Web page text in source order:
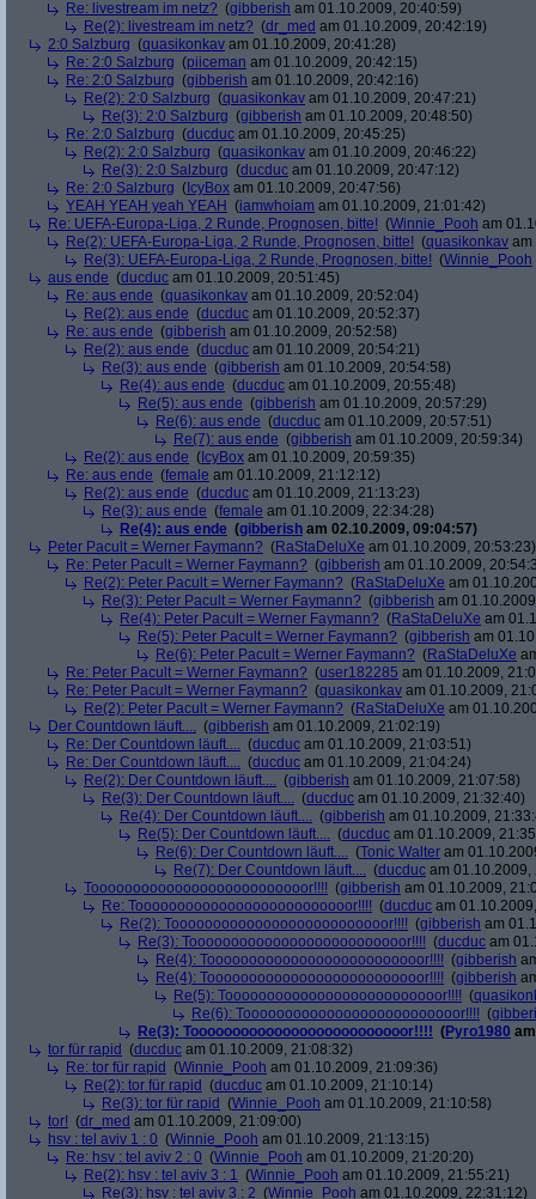
Re: livestream im netz? (gibberish am 01.10.2009, 20:40:59)
Re(2): livestream im netz? (dr_med am 01.10.2009, 20:42:19)
2:0 Salzburg (quasikonkav am 01.10.2009, 20:41:28)
Re: 2:0 Salzburg (piiceman am 01.10.2009, 20:42:15)
Re: 2:0 Salzburg (gibberish am 01.10.2009, 20:42:16)
Re(2): 2:0 Salzburg (quasikonkav am 01.10.2009, 20:47:21)
Re(3): 2:0 Salzburg (gibberish am 01.10.2009, 20:48:50)
Re: 2:0 Salzburg (ducduc am 01.10.2009, 20:45:25)
Re(2): 2:0 Salzburg (quasikonkav am 01.10.2009, 20:46:22)
Re(3): 2:0 Salzburg (ducduc am 01.10.2009, 20:47:12)
Re: 2:0 Salzburg ( IcyBox am 01.10.2009, 20:47:56)
YEAH YEAH yeah YEAH (iamwhoiam am 01.10.2009, 21:01:42)
Re: UEFA-Europa-Liga, 2 Runde, Prognosen, bitte! (Winnie_Pooh am
Re(2): UEFA-Europa-Liga, 2 Runde, Prognosen, bitte! (quasikonkav am
Re(3): UEFA-Europa-Liga, 2 Runde, Prognosen, bitte! (Winnie_Pooh
aus ende (ducduc am 01.10.2009, 20:51:45)
Re: aus ende (quasikonkav am 01.10.2009, 20:52:04)
Re(2): aus ende (ducduc am 01.10.2009, 20:52:37)
Re: aus ende (gibberish am 01.10.2009, 20:52:58)
Re(2): aus ende (ducduc am 01.10.2009, 20:54:21)
Re(3): aus ende (gibberish am 01.10.2009, 20:54:58)
Re(4): aus ende (ducduc am 01.10.2009, 20:55:48)
Re(5): aus ende (gibberish am 01.10.2009, 20:57:29)
Re(6): aus ende (ducduc am 01.10.2009, 20:57:51)
Re(7): aus ende (gibberish am 01.10.2009, 20:59:34)
Re(2): aus ende ( IcyBox am 01.10.2009, 20:59:35)
Re: aus ende (female am 01.10.2009, 21:12:12)
Re(2): aus ende (ducduc am 01.10.2009, 21:13:23)
Re(3): aus ende (female am 01.10.2009, 22:34:28)
Re(4): aus ende (gibberish am 02.10.2009, 09:04:57)
Peter Pacult = Werner Faymann? (RaStaDeluXe am 01.10.2009, 20:53:23)
Re: Peter Pacult = Werner Faymann? (gibberish am 01.10.2009,
Re(2): Peter Pacult = Werner Faymann? (RaStaDeluXe am
Re(3): Peter Pacult = Werner Faymann? (gibberish am
Re(4): Peter Pacult = Werner Faymann? (RaStaDeluXe am
Re(5): Peter Pacult = Werner Faymann? (gibberish am
Re(6): Peter Pacult = Werner Faymann? (RaStaDeluXe
Re: Peter Pacult = Werner Faymann? (user182285 am 01.10.2009,
Re: Peter Pacult = Werner Faymann? (quasikonkav am 01.10.2009,
Re(2): Peter Pacult = Werner Faymann? (RaStaDeluXe am
Der Countdown läuft.... (gibberish am 01.10.2009, 21:02:19)
Re: Der Countdown läuft.... (ducduc am 01.10.2009, 21:03:51)
Re: Der Countdown läuft.... (ducduc am 01.10.2009, 21:04:24)
Re(2): Der Countdown läuft.... (gibberish am 01.10.2009, 21:07:58)
Re(3): Der Countdown läuft.... (ducduc am 01.10.2009, 21:32:40)
Re(4): Der Countdown läuft.... (gibberish am 01.10.2009,
Re(5): Der Countdown läuft.... (ducduc am 01.10.2009,
Re(6): Der Countdown läuft.... (Tonic Walter am
Re(7): Der Countdown läuft.... (ducduc am 01.10.2009,
Toooooooooooooooooooooooooor!!!! (gibberish am 01.10.2009,
Re: Toooooooooooooooooooooooooor!!!! (ducduc am
Re(2): Toooooooooooooooooooooooooor!!!! (gibberish am
Re(3): Toooooooooooooooooooooooooor!!!! (ducduc am
Re(4): Toooooooooooooooooooooooooor!!!! (gibberish
Re(4): Toooooooooooooooooooooooooor!!!! (gibberish
Re(5): Toooooooooooooooooooooooooor!!!! (
Re(6): Toooooooooooooooooooooooooor!!!! (
Re(3): Toooooooooooooooooooooooooor!!!! (Pyro1980
tor für rapid (ducduc am 01.10.2009, 21:08:32)
Re: tor für rapid (Winnie_Pooh am 01.10.2009, 21:09:36)
Re(2): tor für rapid (ducduc am 01.10.2009, 21:10:14)
Re(3): tor für rapid (Winnie_Pooh am 01.10.2009, 21:10:58)
tor! (dr_med am 01.10.2009, 21:09:00)
hsv : tel aviv 1 : 0 (Winnie_Pooh am 01.10.2009, 21:13:15)
Re: hsv : tel aviv 2 : 0 (Winnie_Pooh am 01.10.2009, 21:20:20)
Re(2): hsv : tel aviv 3 : 1 (Winnie_Pooh am 01.10.2009, 21:55:21)
Re(3): hsv : tel aviv 3 : 2 (Winnie_Pooh am 01.10.2009, 22:31:12)